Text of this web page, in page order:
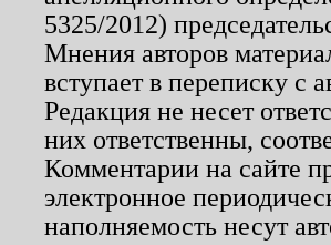
5325/2012)
Мнения авторов
вступает в переписку с
Редакция не несет
них ответственны,
Комментарии на сайте
электронное
наполняемость несут